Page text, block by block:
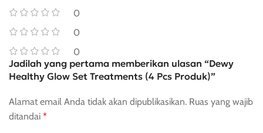
0
0
0
Jadilah yang pertama memberikan ulasan “Dewy
Healthy Glow Set Treatments (4 Pcs Produk)”
Alamat email Anda tidak akan dipublikasikan. Ruas yang wajib
ditandai *